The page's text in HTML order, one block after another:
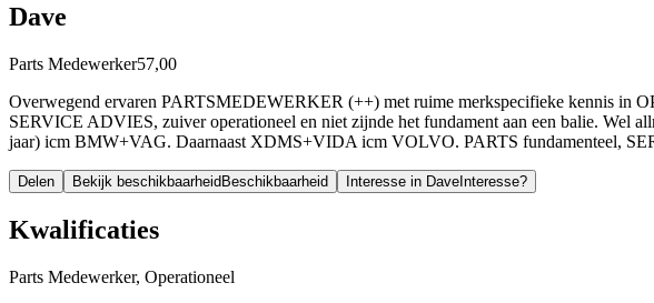
Dave
Parts Medewerker57,00
Overwegend ervaren PARTSMEDEWERKER (++) met ruime merkspecifieke kennis in
SERVICE ADVIES, zuiver operationeel en niet zijnde het fundament aan een balie. Wel
jaar) icm BMW+VAG. Daarnaast XDMS+VIDA icm VOLVO. PARTS fundamenteel,
Delen Bekijk beschikbaarheid Beschikbaarheid Interesse in Dave Interesse?
Kwalificaties
Parts Medewerker, Operationeel